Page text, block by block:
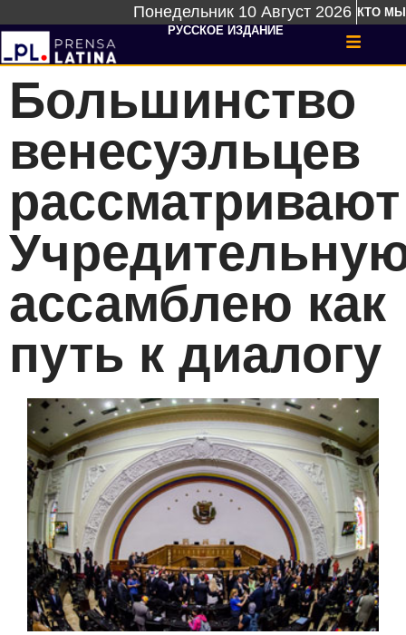
Понедельник 10 Август 2026 КТО МЫ
РУССКОЕ ИЗДАНИЕ
Большинство
венесуэльцев
рассматривают
ассамблею как
путь к диалогу